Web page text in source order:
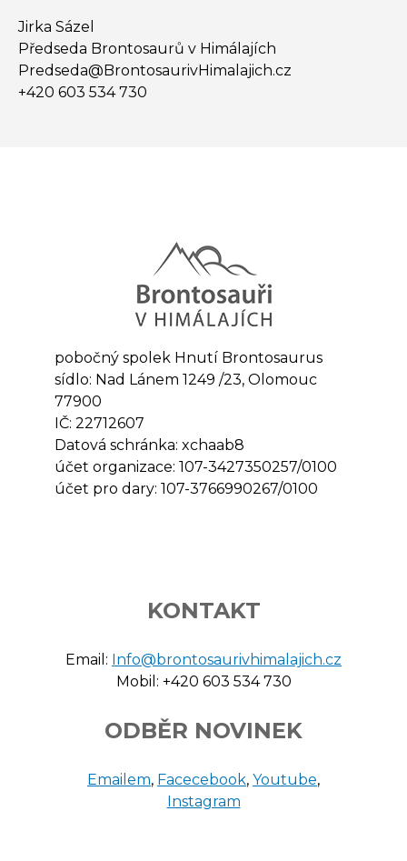
Jirka Sázel
Předseda Brontosaurů v Himálajích
Predseda@​BrontosaurivHimalajich.cz
+420 603 534 730
pobočný spolek Hnutí Brontosaurus
sídlo: Nad Lánem 1249 /23, Olomouc
77900
IČ: 22712607
Datová schránka: xchaab8
účet organizace: 107-3427350257/0100
účet pro dary: 107-3766990267/0100
KONTAKT
Email: Info@brontosaurivhimalajich.cz
Mobil: +420 603 534 730
ODBĚR NOVINEK
Emailem, Facecebook, Youtube,
Instagram